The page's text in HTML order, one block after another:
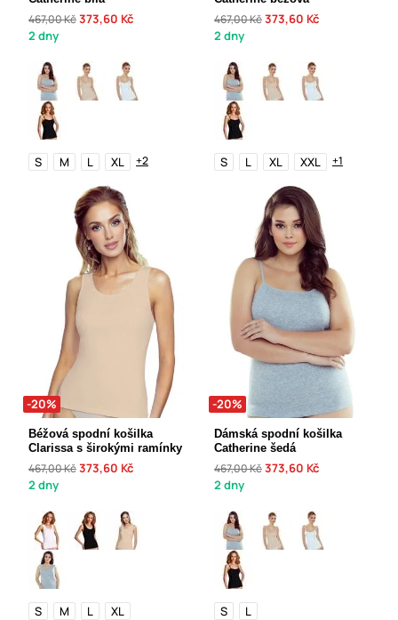
467,00 Kč373,60 Kč
2 dny
S M L XL +2
467,00 Kč373,60 Kč
2 dny
S L XL XXL +1
-20%
Béžová spodní košilka
Clarissa s širokými ramínky
467,00 Kč373,60 Kč
2 dny
S M L XL
-20%
Dámská spodní košilka
Catherine šedá
467,00 Kč373,60 Kč
2 dny
S L